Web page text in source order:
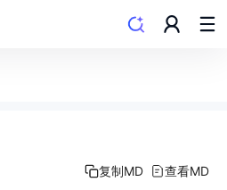
复制MD 查看MD